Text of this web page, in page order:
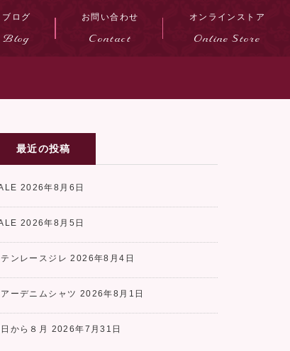
ブログ
Blog
お問い合わせ
Contact
オンラインストア
Online Store
最近の投稿
2026年8月6日
2026年8月5日
ンレースジレ 2026年8月4日
ーデニムシャツ 2026年8月1日
から８月 2026年7月31日